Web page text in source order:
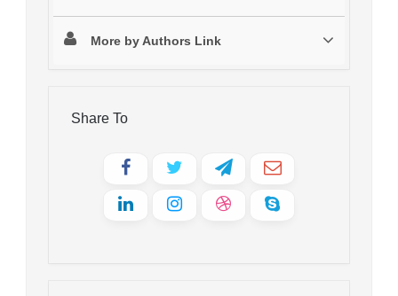
More by Authors Link
Share To